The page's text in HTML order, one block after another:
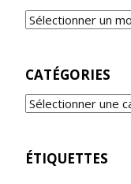
CATÉGORIES
ÉTIQUETTES